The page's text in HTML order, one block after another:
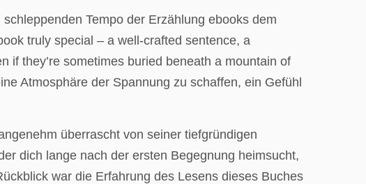
Tempo der Erzählung ebooks dem
truly special – a well-crafted sentence, a
if they’re sometimes buried beneath a mountain of
Atmosphäre der Spannung zu schaffen, ein Gefühl
überrascht von seiner tiefgründigen
dich lange nach der ersten Begegnung heimsucht,
war die Erfahrung des Lesens dieses Buches